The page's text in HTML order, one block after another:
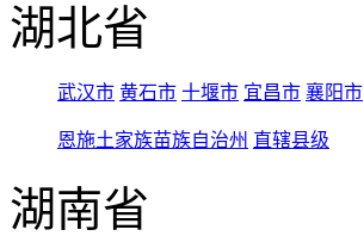
湖北省
武汉市 黄石市 十堰市 宜昌市 襄阳市
恩施土家族苗族自治州 直辖县级
湖南省